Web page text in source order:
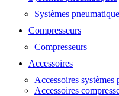
Systèmes
Compresseurs
Compresseurs
Accessoires
Accessoires systèmes
Accessoires